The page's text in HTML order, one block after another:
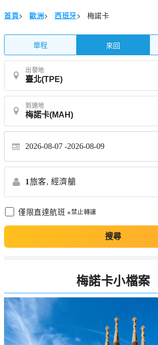
首頁> 歐洲> 西班牙> 梅諾卡
單程 來回
出發地
到達地
2026-08-07 2026-08-09
1旅客, 經濟艙
僅限直達航班 ※禁止轉讓
搜尋
梅諾卡小檔案